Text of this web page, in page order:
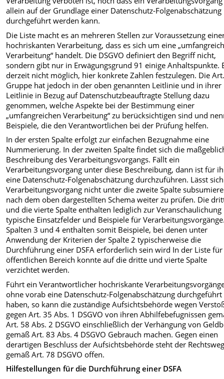
allein auf der Grundlage einer Datenschutz-Folgenabschätzung
durchgeführt werden kann.
Die Liste macht es an mehreren Stellen zur Voraussetzung
hochriskanten Verarbeitung, dass es sich um eine
Verarbeitung“ handelt. Die DSGVO definiert den Begriff nicht,
sondern gibt nur in Erwägungsgrund 91 einige Anhaltspunkte.
derzeit nicht möglich, hier konkrete Zahlen festzulegen. Die
Gruppe hat jedoch in der oben genannten Leitlinie und in ihrer
Leitlinie in Bezug auf Datenschutzbeauftragte Stellung dazu
genommen, welche Aspekte bei der Bestimmung einer
„umfangreichen Verarbeitung“ zu berücksichtigen sind und
Beispiele, die den Verantwortlichen bei der Prüfung helfen.
In der ersten Spalte erfolgt zur einfachen Bezugnahme eine
Nummerierung. In der zweiten Spalte findet sich die
Beschreibung des Verarbeitungsvorgangs. Fällt ein
Verarbeitungsvorgang unter diese Beschreibung, dann ist für
eine Datenschutz-Folgenabschätzung durchzuführen. Lässt
Verarbeitungsvorgang nicht unter die zweite Spalte
nach dem oben dargestellten Schema weiter zu prüfen. Die
und die vierte Spalte enthalten lediglich zur Veranschaulichung
typische Einsatzfelder und Beispiele für
Spalten 3 und 4 enthalten somit Beispiele, bei denen unter
Anwendung der Kriterien der Spalte 2 typischerweise die
Durchführung einer DSFA erforderlich sein wird In der Liste
öffentlichen Bereich konnte auf die dritte und vierte Spalte
verzichtet werden.
Führt ein Verantwortlicher hochriskante
ohne vorab eine Datenschutz-Folgenabschätzung durchgeführt
haben, so kann die zuständige Aufsichtsbehörde wegen
gegen Art. 35 Abs. 1 DSGVO von ihren Abhilfebefugnissen
Art. 58 Abs. 2 DSGVO einschließlich der Verhängung von
gemäß Art. 83 Abs. 4 DSGVO Gebrauch machen. Gegen einen
derartigen Beschluss der Aufsichtsbehörde steht der
gemäß Art. 78 DSGVO offen.
Hilfestellungen für die Durchführung einer DSFA